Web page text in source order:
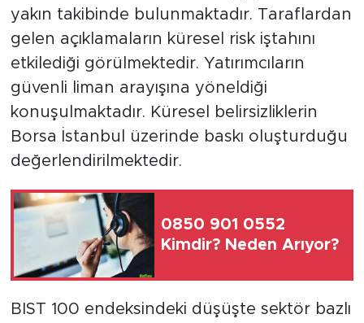
yakın takibinde bulunmaktadır. Taraflardan
gelen açıklamaların küresel risk iştahını
etkilediği görülmektedir. Yatırımcıların
güvenli liman arayışına yöneldiği
konuşulmaktadır. Küresel belirsizliklerin
Borsa İstanbul üzerinde baskı oluşturduğu
değerlendirilmektedir.
0850 901 0552
Kimdir? Neden Arıyor?
BIST 100 endeksindeki düşüşte sektör bazlı